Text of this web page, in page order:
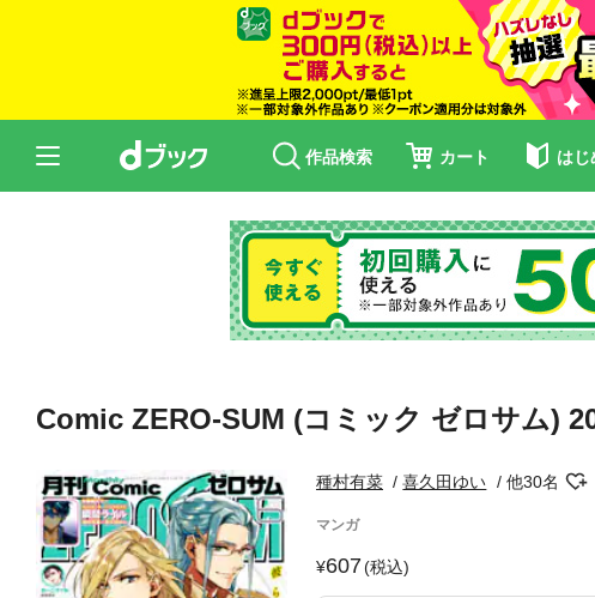
作品検索 カート はじ
Comic ZERO-SUM (コミック ゼロサム)
種村有菜 喜久田ゆい 他30名
マンガ
607(税込)